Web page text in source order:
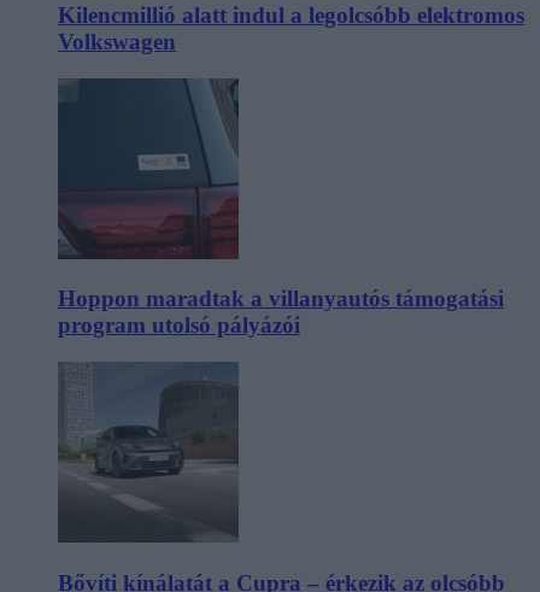
Kilencmillió alatt indul a legolcsóbb elektromos
Volkswagen
Hoppon maradtak a villanyautós támogatási
program utolsó pályázói
Bővíti kínálatát a Cupra – érkezik az olcsóbb